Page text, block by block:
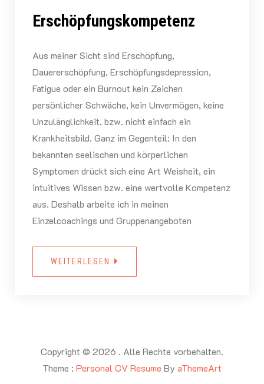
Erschöpfungskompetenz
Aus meiner Sicht sind Erschöpfung,
Dauererschöpfung, Erschöpfungsdepression,
Fatigue oder ein Burnout kein Zeichen
persönlicher Schwäche, kein Unvermögen, keine
Unzulänglichkeit, bzw. nicht einfach ein
Krankheitsbild. Ganz im Gegenteil: In den
bekannten seelischen und körperlichen
Symptomen drückt sich eine Art Weisheit, ein
intuitives Wissen bzw. eine wertvolle Kompetenz
aus. Deshalb arbeite ich in meinen
Einzelcoachings und Gruppenangeboten
WEITERLESEN
Copyright © 2026 . Alle Rechte vorbehalten.
Theme : Personal CV Resume ByaThemeArt